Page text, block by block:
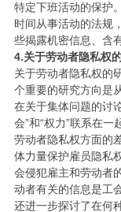
特定下班活动的保护
时间从事活动的法规
些揭露机密信息、含
4.关于劳动者隐私权
关于劳动者隐私权的
个重要的研究方向是
在关于集体问题的讨
会”和“权力”联系在
劳动者隐私权方面的
体力量保护雇员隐私
会侵犯雇主和劳动者
动者有关的信息是工
还进一步探讨了在何